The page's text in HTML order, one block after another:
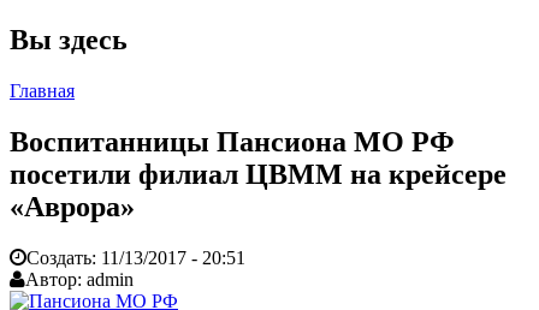
Вы здесь
Главная
Воспитанницы Пансиона МО РФ
посетили филиал ЦВММ на крейсере
«Аврора»
Создать: 11/13/2017 - 20:51
Автор: admin